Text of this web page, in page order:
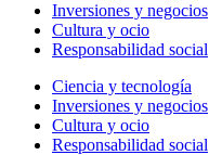
Inversiones y negocios
Cultura y ocio
Responsabilidad social
Ciencia y tecnología
Inversiones y negocios
Cultura y ocio
Responsabilidad social